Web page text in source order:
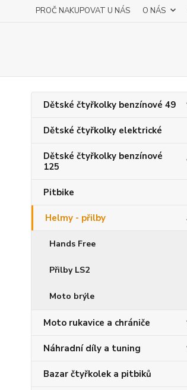
PROČ NAKUPOVAT U NÁS O NÁS
Dětské čtyřkolky benzínové 49
Dětské čtyřkolky elektrické
Dětské čtyřkolky benzínové
125
Pitbike
Helmy - přilby
Hands Free
Přilby LS2
Moto brýle
Moto rukavice a chrániče
Náhradní díly a tuning
Bazar čtyřkolek a pitbiků